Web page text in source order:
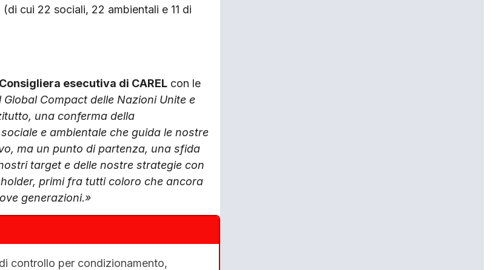
cui 22 sociali, 22 ambientali e 11 di
Consigliera esecutiva di CAREL con le
Global Compact delle Nazioni Unite e
una conferma della
e ambientale che guida le nostre
ma un punto di partenza, una sfida
target e delle nostre strategie con
primi fra tutti coloro che ancora
generazioni.»
controllo per condizionamento,